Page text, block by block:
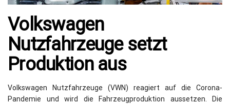
Volkswagen
Nutzfahrzeuge setzt
Produktion aus
Volkswagen Nutzfahrzeuge (VWN) reagiert auf die Corona-
Pandemie und wird die Fahrzeugproduktion aussetzen. Die